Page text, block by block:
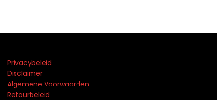
Privacybeleid
Disclaimer
Algemene Voorwaarden
Retourbeleid